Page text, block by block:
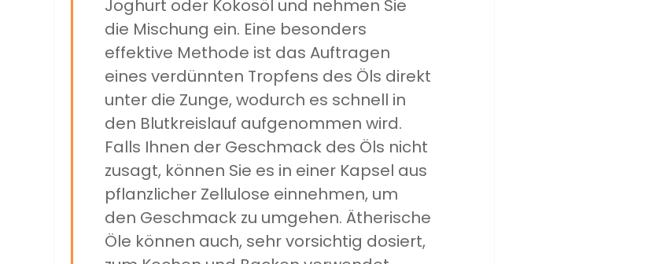
Joghurt oder Kokosöl und nehmen Sie
die Mischung ein. Eine besonders
effektive Methode ist das Auftragen
eines verdünnten Tropfens des Öls direkt
unter die Zunge, wodurch es schnell in
den Blutkreislauf aufgenommen wird.
Falls Ihnen der Geschmack des Öls nicht
zusagt, können Sie es in einer Kapsel aus
pflanzlicher Zellulose einnehmen, um
den Geschmack zu umgehen. Ätherische
Öle können auch, sehr vorsichtig dosiert,